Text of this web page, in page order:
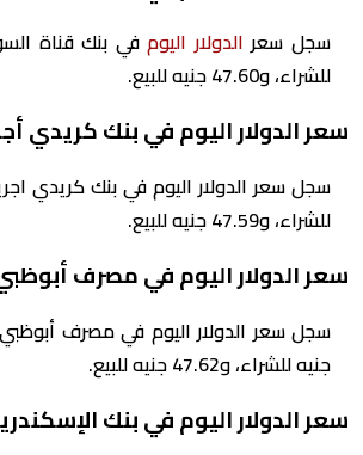
سجل سعر الدولار اليوم
للشراء، و47.60 جنيه للبيع.
سعر الدولار اليوم في بنك كريدي
للشراء، و47.59 جنيه للبيع.
سعر الدولار اليوم في مصرف
جنيه للشراء، و47.62 جنيه للبيع.
سعر الدولار اليوم في بنك